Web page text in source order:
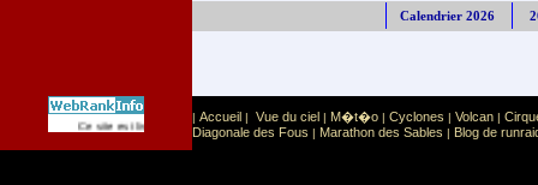
Calendrier 2026
Ce site est list� dans la cat�gorie Sport: Sports extr�mes
| Accueil | Vue du ciel | M�t�o | Cyclones | Volcan |
Diagonale des Fous | Marathon des Sables | Blog de